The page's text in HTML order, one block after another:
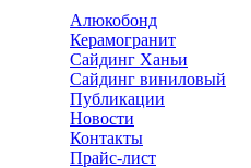
Алюкобонд
Керамогранит
Сайдинг Ханьи
Сайдинг виниловый
Публикации
Новости
Контакты
Прайс-лист